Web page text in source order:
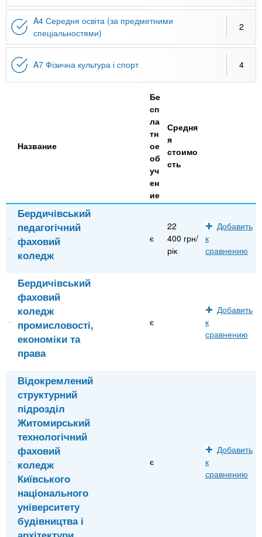
A4 Середня освіта (за предметними
спеціальностями)
2
A7 Фізична культура і спорт 4
Название
Бе
сп
ла
тн
ое
об
уч
ен
ие
Средня
я
стоимо
сть
Бердичівський
педагогічний
фаховий
коледж
є
22
400 грн/
рік
Добавить
к
сравнению
Бердичівський
фаховий
коледж
промисловості,
економіки та
права
є
Добавить
к
сравнению
Відокремлений
структурний
підрозділ
Житомирський
технологічний
фаховий
коледж
Київського
національного
університету
будівництва і
є
Добавить
к
сравнению